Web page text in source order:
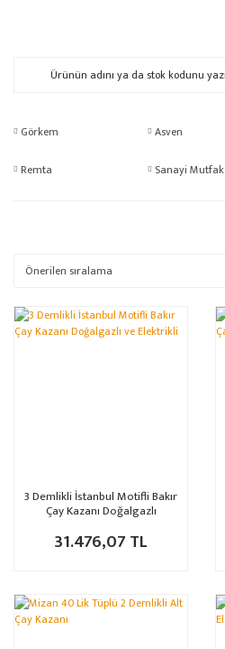
Görkem Asven
Remta Sanayi Mutfak
3 Demlikli İstanbul Motifli Bakır
Çay Kazanı Doğalgazlı
31.476,07 TL